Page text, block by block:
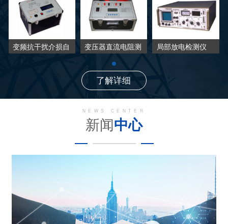
局部放电检测仪
变频抗干扰介损自
动测试仪
变压器直流电阻测
了解详细
NEWS CENTER
新闻中心